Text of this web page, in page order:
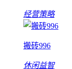
经营策略
搬砖996
休闲益智